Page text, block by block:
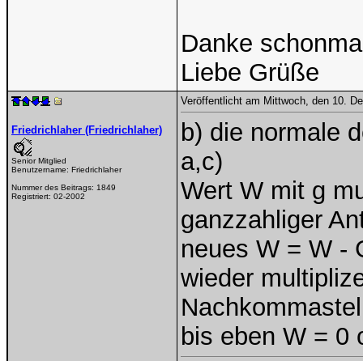
Danke
Liebe Grüße
Friedrichlaher (Friedrichlaher)
Senior Mitglied
Benutzername: Friedrichlaher
Nummer des Beitrags: 1849
Registriert: 02-2002
Veröffentlicht am Mittwoch, den 10.
b) die normale
a,c)
Wert W mit g
ganzzahliger
neues W = W -
wieder
bis eben W = 0